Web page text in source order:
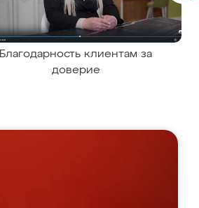
Благодарность клиентам за
доверие